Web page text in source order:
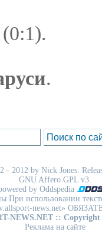
.
- 2012 by Nick Jones.
GNU Affero GPL v3.
by Oddspedia
При использовании
news.net»
NEWS.NET :: Copyright
Реклама на сайте